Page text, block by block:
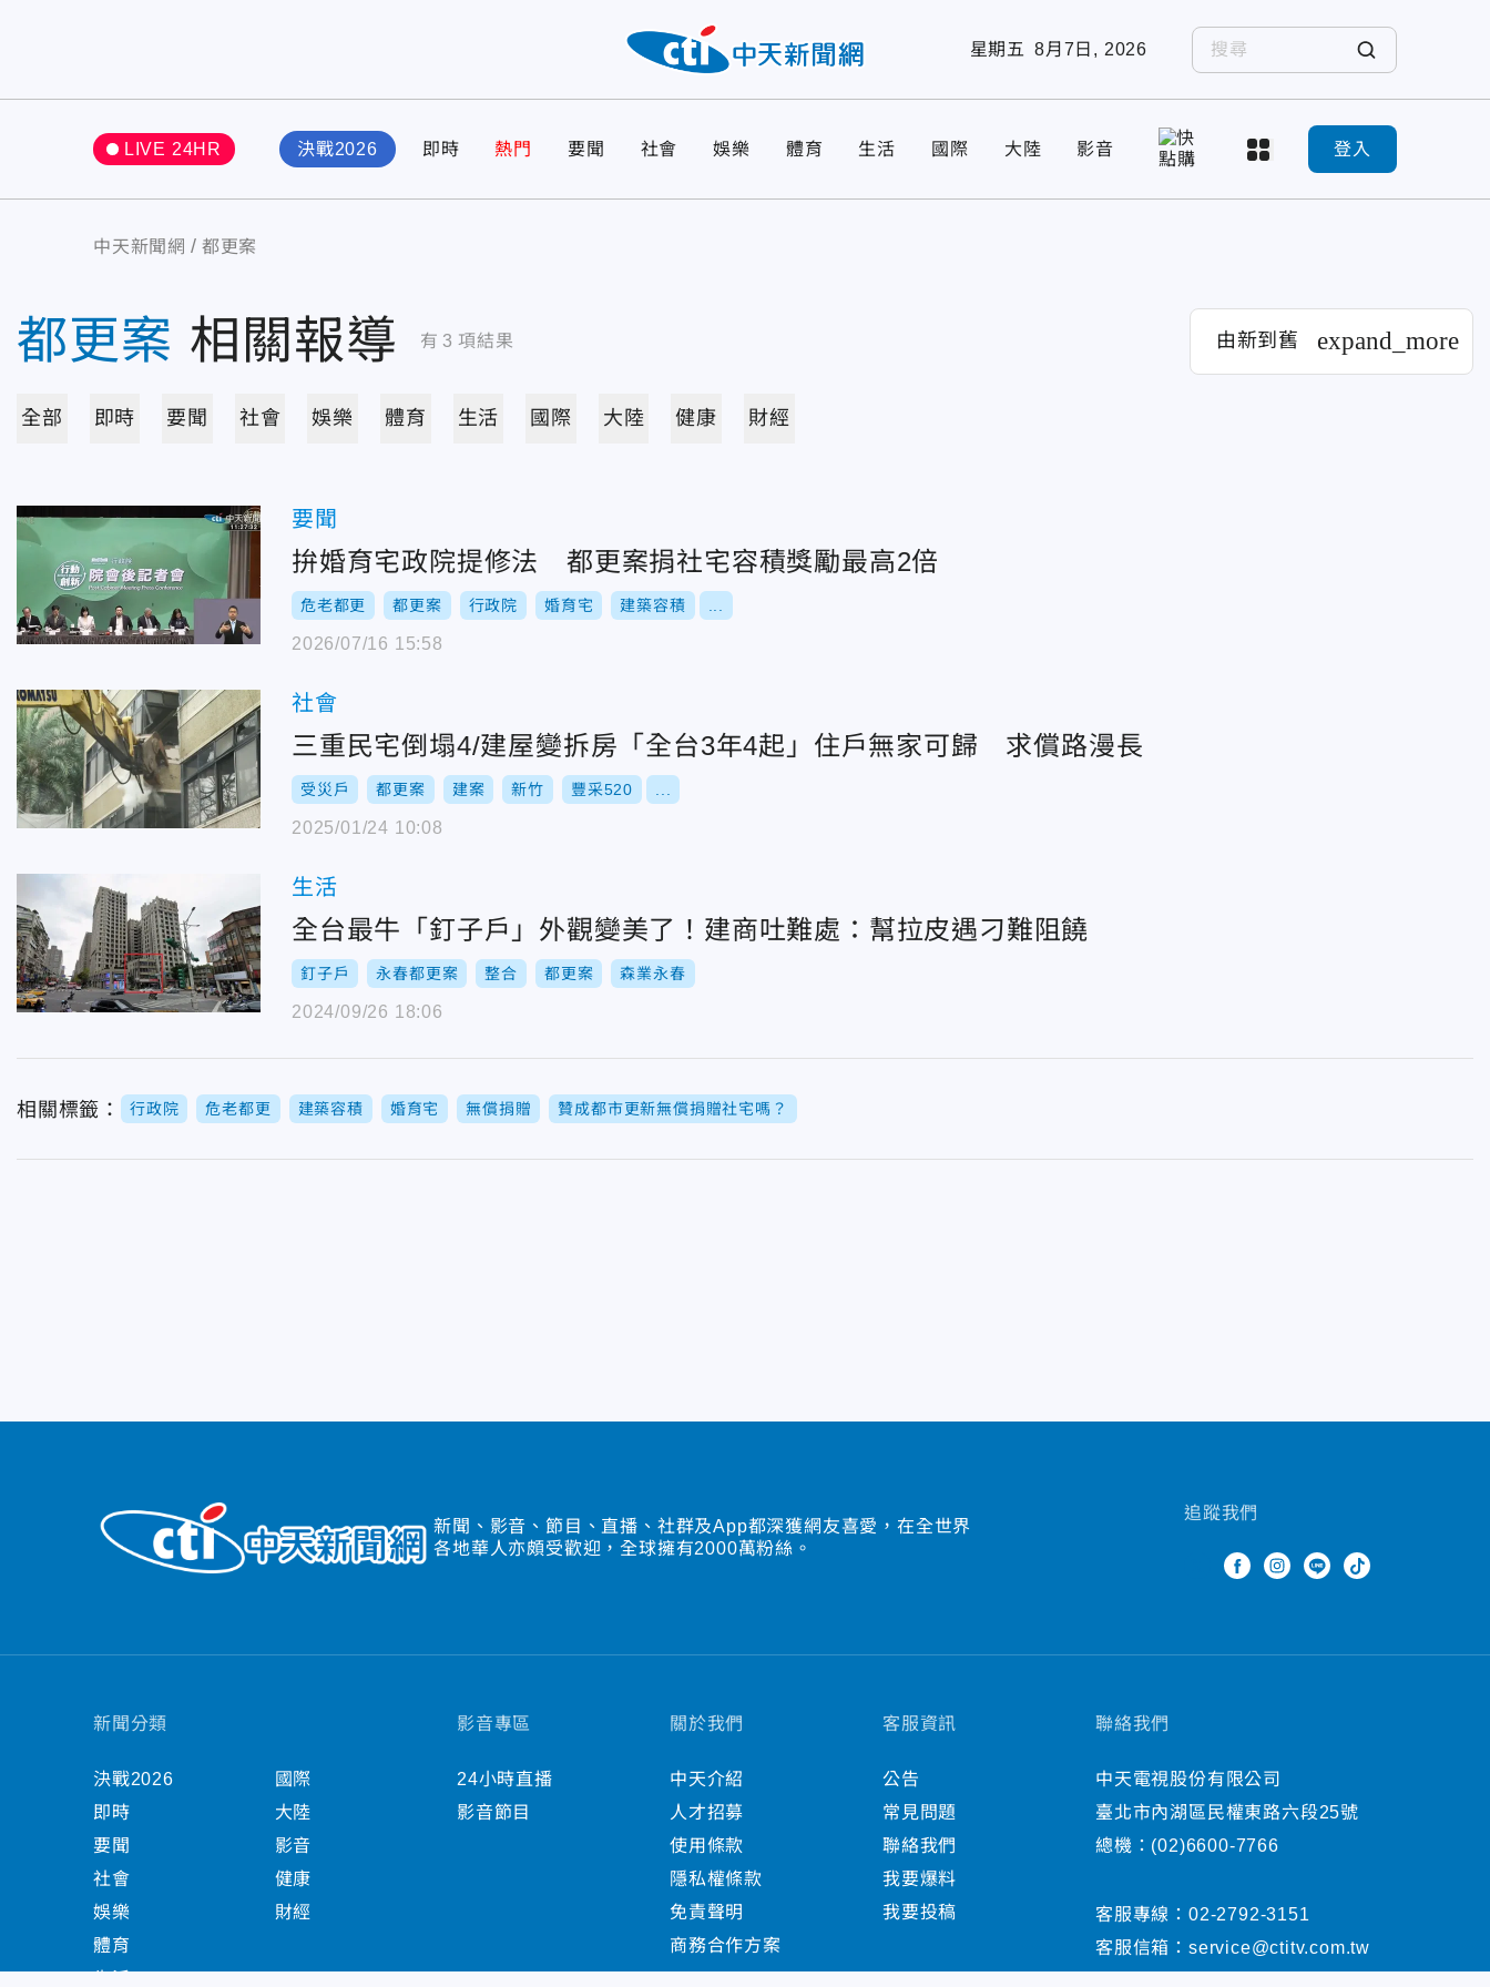
星期五 8月7日, 2026
LIVE 24HR 決戰2026 即時 熱門 要聞 社會 娛樂 體育 生活 國際 大陸 影音 登入
中天新聞網 都更案
都更案 相關報導 有 3 項結果 由新到舊 expand_more
全部 即時 要聞 社會 娛樂 體育 生活 國際 大陸 健康 財經
要聞
拚婚育宅政院提修法 都更案捐社宅容積獎勵最高2倍
危老都更 都更案 行政院 婚育宅 建築容積
2026/07/16 15:58
社會
三重民宅倒塌4/建屋變拆房「全台3年4起」住戶無家可歸 求償路漫長
受災戶 都更案 建案 新竹 豐采520
2025/01/24 10:08
生活
全台最牛「釘子戶」外觀變美了！建商吐難處：幫拉皮遇刁難阻饒
釘子戶 永春都更案 整合 都更案 森業永春
2024/09/26 18:06
相關標籤： 行政院 危老都更 建築容積 婚育宅 無償捐贈 贊成都市更新無償捐贈社宅嗎？
新聞、影音、節目、直播、社群及App都深獲網友喜愛，在全世界
各地華人亦頗受歡迎，全球擁有2000萬粉絲。
追蹤我們
新聞分類
決戰2026
即時
要聞
社會
娛樂
體育
國際
大陸
影音
健康
財經
影音專區
24小時直播
影音節目
關於我們
中天介紹
人才招募
使用條款
隱私權條款
免責聲明
商務合作方案
客服資訊
公告
常見問題
聯絡我們
我要爆料
我要投稿
聯絡我們
中天電視股份有限公司
臺北市內湖區民權東路六段25號
總機： (02)6600-7766
客服專線： 02-2792-3151
客服信箱： service@ctitv.com.tw